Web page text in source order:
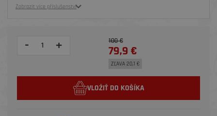
Zobrazit více příslušenství
- + 100 €
79,9 €
ZĽAVA 20,1 €
VLOŽIŤ DO KOŠÍKA